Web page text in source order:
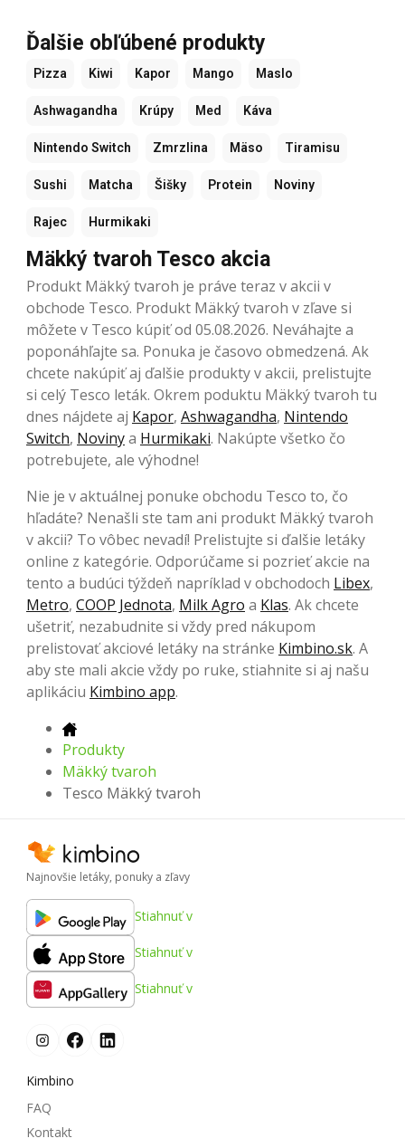
Ďalšie obľúbené produkty
Pizza Kiwi Kapor Mango Maslo
Ashwagandha Krúpy Med Káva
Nintendo Switch Zmrzlina Mäso Tiramisu
Sushi Matcha Šišky Protein Noviny
Rajec Hurmikaki
Mäkký tvaroh Tesco akcia
Produkt Mäkký tvaroh je práve teraz v akcii v
obchode Tesco. Produkt Mäkký tvaroh v zľave si
môžete v Tesco kúpiť od 05.08.2026. Neváhajte a
poponáhľajte sa. Ponuka je časovo obmedzená. Ak
chcete nakúpiť aj ďalšie produkty v akcii, prelistujte
si celý Tesco leták. Okrem poduktu Mäkký tvaroh tu
dnes nájdete aj Kapor, Ashwagandha, Nintendo
Switch, Novinya Hurmikaki. Nakúpte všetko čo
potrebujete, ale výhodne!
Nie je v aktuálnej ponuke obchodu Tesco to, čo
hľadáte? Nenašli ste tam ani produkt Mäkký tvaroh
v akcii? To vôbec nevadí! Prelistujte si ďalšie letáky
online z kategórie. Odporúčame si pozrieť akcie na
tento a budúci týždeň napríklad v obchodoch Libex,
Metro, COOP Jednota, Milk Agro a Klas. Ak chcete
ušetriť, nezabudnite si vždy pred nákupom
prelistovať akciové letáky na stránke Kimbino.sk. A
aby ste mali akcie vždy po ruke, stiahnite si aj našu
aplikáciu Kimbino app.
Produkty
Mäkký tvaroh
Tesco Mäkký tvaroh
Najnovšie letáky, ponuky a zľavy
Stiahnuť v
Stiahnuť v
Stiahnuť v
Kimbino
FAQ
Kontakt